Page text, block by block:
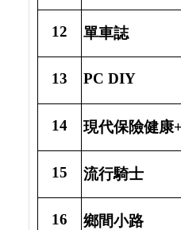
12 單車誌
13 PC DIY
14 現代保險健康
15 流行騎士
16 鄉間小路